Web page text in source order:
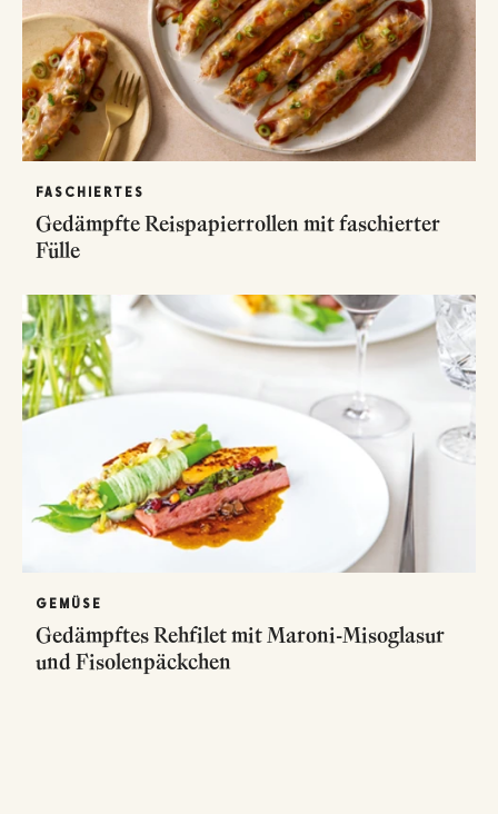
FASCHIERTES
Gedämpfte Reispapierrollen mit faschierter
Fülle
GEMÜSE
Gedämpftes Rehfilet mit Maroni-Misoglasur
und Fisolenpäckchen